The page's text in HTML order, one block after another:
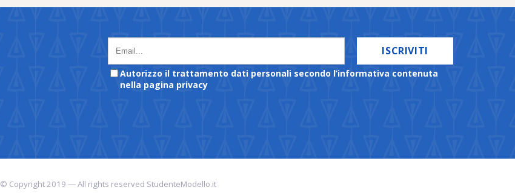
ISCRIVITI
Autorizzo il trattamento dati personali secondo l’informativa contenuta
nella pagina privacy
© Copyright 2019 — All rights reserved StudenteModello.it